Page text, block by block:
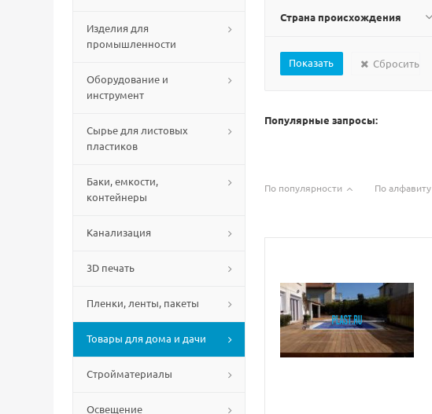
Изделия для
промышленности
Оборудование и
инструмент
Сырье для листовых
пластиков
Баки, емкости,
контейнеры
Канализация
3D печать
Пленки, ленты, пакеты
Товары для дома и дачи
Стройматериалы
Освещение
Страна происхождения
Сбросить
Популярные запросы:
По популярности По алфавиту